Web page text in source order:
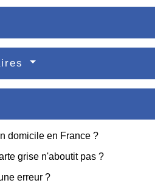
domicile en France ?
grise n'aboutit pas ?
erreur ?